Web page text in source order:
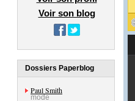
Voir son blog
Dossiers Paperblog
Paul Smith
mode